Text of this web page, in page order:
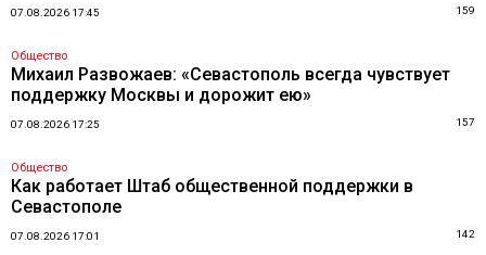
07.08.2026 17:45 159
Общество
Михаил Развожаев: «Севастополь всегда чувствует
поддержку Москвы и дорожит ею»
07.08.2026 17:25 157
Общество
Как работает Штаб общественной поддержки в
Севастополе
07.08.2026 17:01 142